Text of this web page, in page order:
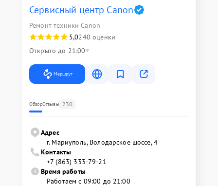
Сервисный центр Canon
Ремонт техники Canon
5,0240 оценки
Открыто до 21:00
Маршрут
ОбзорОтзывы 230
Адрес
г. Мариуполь, Володарское шоссе, 4
Контакты
+7 (863) 333-79-21
Время работы
Работаем с 09:00 до 21:00